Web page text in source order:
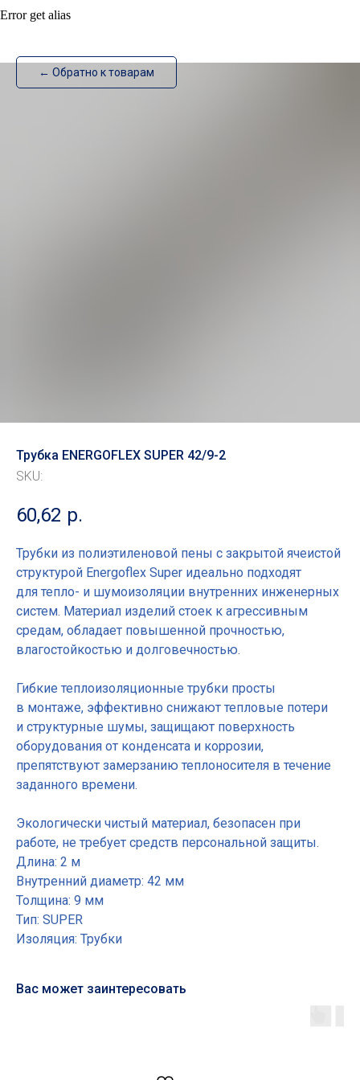
ИзотехПро
← Обратно к товарам
Error get alias
Трубка ENERGOFLEX SUPER 42/9-2
SKU:
60,62 р.
Трубки из полиэтиленовой пены с закрытой ячеистой
структурой Energoflex Super идеально подходят
для тепло- и шумоизоляции внутренних инженерных
систем. Материал изделий стоек к агрессивным
средам, обладает повышенной прочностью,
влагостойкостью и долговечностью.
Гибкие теплоизоляционные трубки просты
в монтаже, эффективно снижают тепловые потери
и структурные шумы, защищают поверхность
оборудования от конденсата и коррозии,
препятствуют замерзанию теплоносителя в течение
заданного времени.
Экологически чистый материал, безопасен при
работе, не требует средств персональной защиты.
Длина: 2 м
Внутренний диаметр: 42 мм
Толщина: 9 мм
Тип: SUPER
Изоляция: Трубки
Вас может заинтересовать